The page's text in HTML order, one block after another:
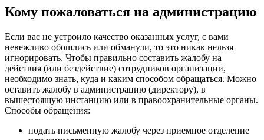
Кому пожаловаться на администрацию
Если вас не устроило качество оказанных услуг, с вами
невежливо обошлись или обманули, то это никак нельзя
игнорировать. Чтобы правильно составить жалобу на
действия (или бездействие) сотрудников организации,
необходимо знать, куда и каким способом обращаться. Можно
оставить жалобу в администрацию (директору), в
вышестоящую инстанцию или в правоохранительные органы.
Способы обращения:
подать письменную жалобу через приемное отделение